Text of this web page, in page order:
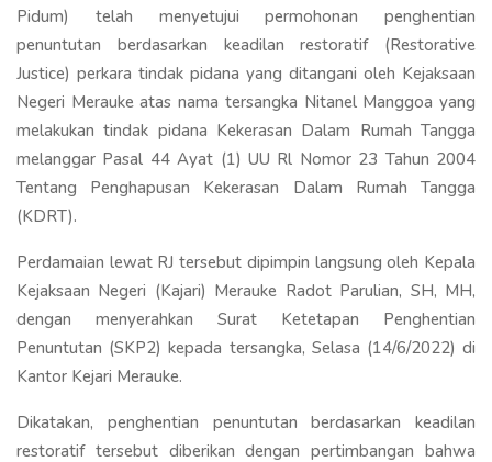
Pidum) telah menyetujui permohonan penghentian
penuntutan berdasarkan keadilan restoratif (Restorative
Justice) perkara tindak pidana yang ditangani oleh Kejaksaan
Negeri Merauke atas nama tersangka Nitanel Manggoa yang
melakukan tindak pidana Kekerasan Dalam Rumah Tangga
melanggar Pasal 44 Ayat (1) UU Rl Nomor 23 Tahun 2004
Tentang Penghapusan Kekerasan Dalam Rumah Tangga
(KDRT).
Perdamaian lewat RJ tersebut dipimpin langsung oleh Kepala
Kejaksaan Negeri (Kajari) Merauke Radot Parulian, SH, MH,
dengan menyerahkan Surat Ketetapan Penghentian
Penuntutan (SKP2) kepada tersangka, Selasa (14/6/2022) di
Kantor Kejari Merauke.
Dikatakan, penghentian penuntutan berdasarkan keadilan
restoratif tersebut diberikan dengan pertimbangan bahwa